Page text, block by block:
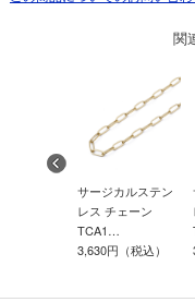
関
サージカルステン
レス チェーン
TCA1…
3,630円（税込）